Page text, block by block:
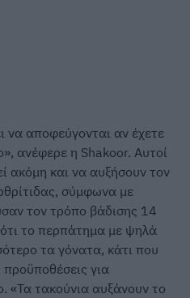
να αποφεύγονται αν έχετε
ανέφερε η Shakoor. Αυτοί
ακόμη και να αυξήσουν τον
σύμφωνα με
τον τρόπο βάδισης 14
το περπάτημα με ψηλά
τα γόνατα, κάτι που
προϋποθέσεις για
«Τα τακούνια αυξάνουν το